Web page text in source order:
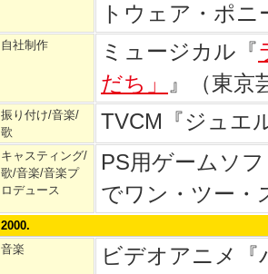
トウェア・ポ
自社制作 ミュージカル『
だち」
』（東京
振り付け/音楽/
歌
TVCM『ジュエ
キャスティング/
歌/音楽/音楽プ
ロデュース
PS用ゲームソ
でワン・ツー・
2000.
音楽
ビデオアニメ